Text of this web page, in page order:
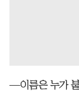
—이름은 누가